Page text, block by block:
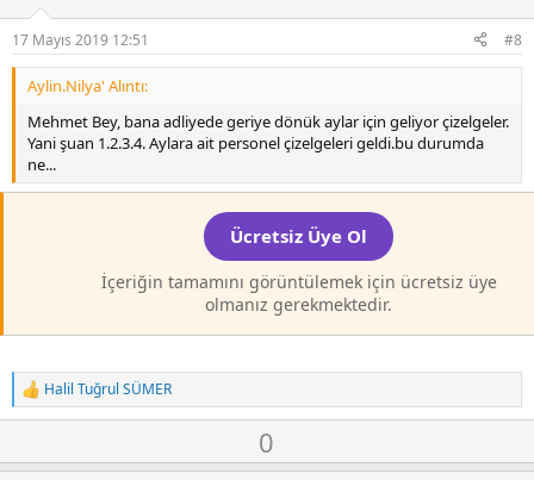
o
t
e
17 Mayıs 2019 12:51 #8
Aylin.Nilya' Alıntı:
Mehmet Bey, bana adliyede geriye dönük aylar için geliyor çizelgeler.
Yani şuan 1.2.3.4. Aylara ait personel çizelgeleri geldi.bu durumda
ne...
Ücretsiz Üye Ol
İçeriğin tamamını görüntülemek için ücretsiz üye
olmanız gerekmektedir.
T
e
i
Halil Tuğrul SÜMER
O
y
0
o